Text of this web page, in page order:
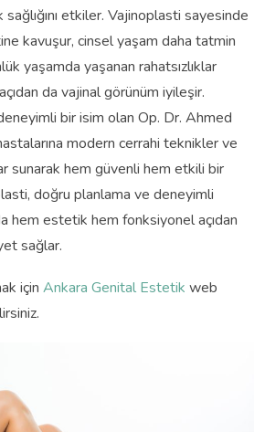
etkiler. Vajinoplasti sayesinde
kavuşur, cinsel yaşam daha tatmin
yaşamda yaşanan rahatsızlıklar
da vajinal görünüm iyileşir.
bir isim olan Op. Dr. Ahmed
modern cerrahi teknikler ve
sunarak hem güvenli hem etkili bir
doğru planlama ve deneyimli
hem estetik hem fonksiyonel açıdan
sağlar.
için Ankara Genital Estetik web